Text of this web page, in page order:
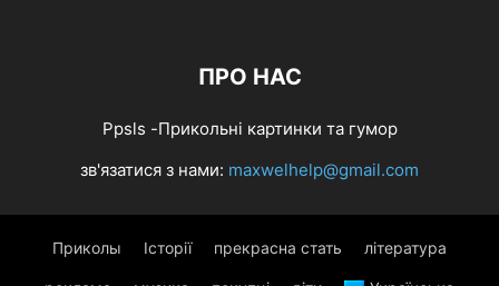
ПРО НАС
Ppsls -Прикольні картинки та гумор
зв'язатися з нами: maxwelhelp@gmail.com
Приколы Історії прекрасна стать література